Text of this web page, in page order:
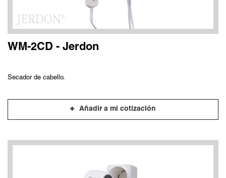
WM-2CD - Jerdon
Secador de cabello.
Añadir a mi cotización